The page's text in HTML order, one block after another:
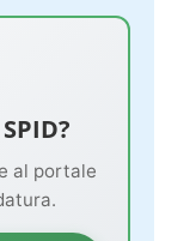
al portale